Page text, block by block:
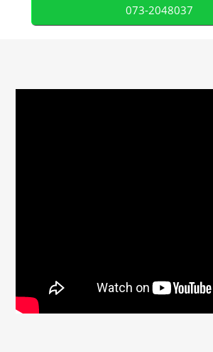
073-2048037